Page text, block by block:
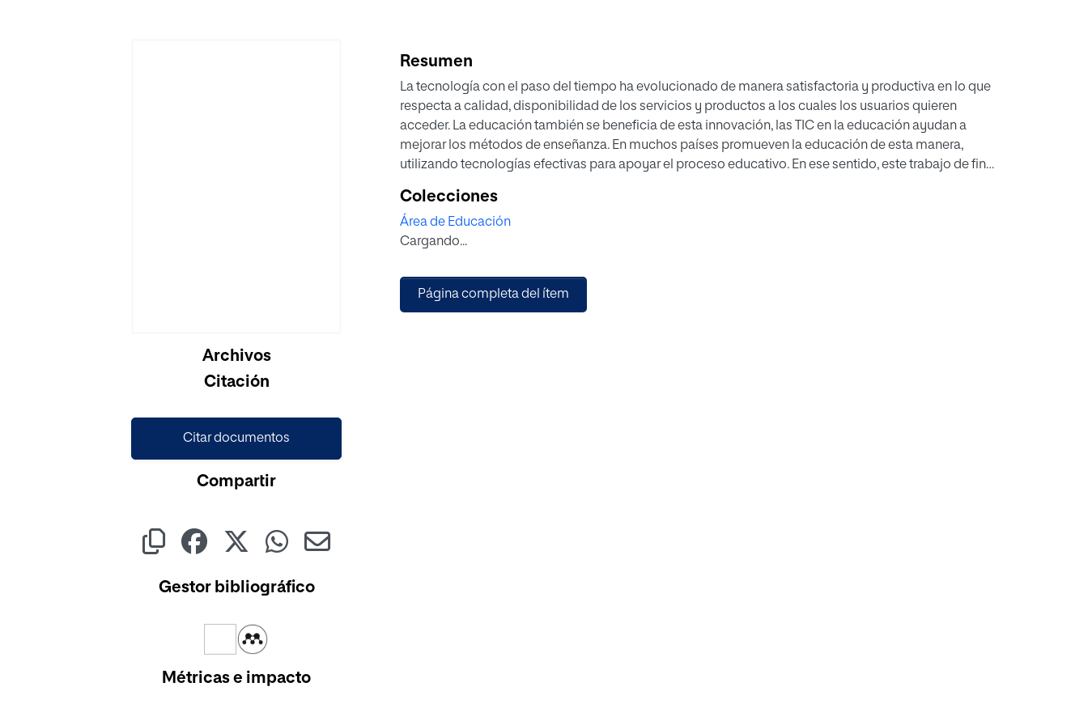
Archivos
Citación
Citar documentos
Compartir
Gestor bibliográfico
Métricas e impacto
Resumen
La tecnología con el paso del tiempo ha evolucionado de manera satisfactoria y productiva en lo que
respecta a calidad, disponibilidad de los servicios y productos a los cuales los usuarios quieren
acceder. La educación también se beneficia de esta innovación, las TIC en la educación ayudan a
mejorar los métodos de enseñanza. En muchos países promueven la educación de esta manera,
utilizando tecnologías efectivas para apoyar el proceso educativo. En ese sentido, este trabajo de fin
(OVA) para la enseñanza de la nomenclatura orgánica en los estudiantes de física y química de 2° de
bachillerato, con el fin de identificar las falencias en la física y química, analizar la información
relevante sobre el uso de las TIC y los OVA, elaborar una estrategia didáctica y establecer una
genera una propuesta en la que los alumnos se apropien del conocimiento usando herramientas
digitales fomentando el desarrollo tecnológico y científico logrando una apropiación de los
Colecciones
Área de Educación
Cargando...
Página completa del ítem